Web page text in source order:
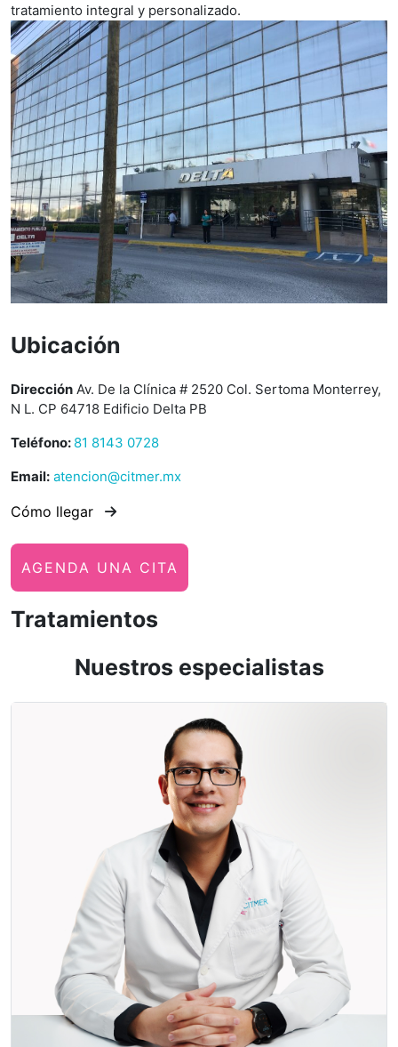
tratamiento integral y personalizado.
Ubicación
Dirección Av. De la Clínica # 2520 Col. Sertoma Monterrey,
N L. CP 64718 Edificio Delta PB
Teléfono: 81 8143 0728
Email: atencion@citmer.mx
Cómo llegar
AGENDA UNA CITA
Tratamientos
Nuestros especialistas